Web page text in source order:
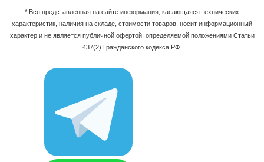
* Вся представленная на сайте информация, касающаяся технических
характеристик, наличия на складе, стоимости товаров, носит информационный
характер и не является публичной офертой, определяемой положениями Статьи
437(2) Гражданского кодекса РФ.